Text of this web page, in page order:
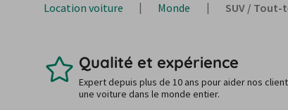
Location voiture Monde SUV / Tout-
Qualité et expérience
Expert depuis plus de 10 ans pour aider nos
une voiture dans le monde entier.